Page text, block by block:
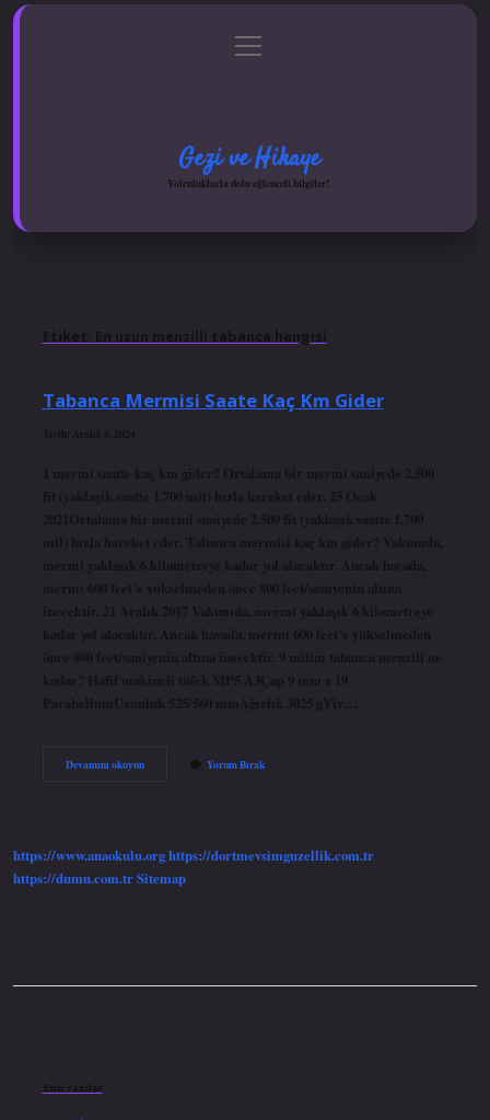
Gizlilik Politikası
menüyü
aç
Gezi ve Hikaye
Yolculuklarla dolu eğlenceli bilgiler!
Etiket: En uzun menzilli tabanca hangisi
Tabanca Mermisi Saate Kaç Km Gider
Tarih: Aralık 6, 2024
1 mermi saatte kaç km gider? Ortalama bir mermi saniyede 2.500
fit (yaklaşık saatte 1.700 mil) hızla hareket eder. 25 Ocak
2021Ortalama bir mermi saniyede 2.500 fit (yaklaşık saatte 1.700
mil) hızla hareket eder. Tabanca mermisi kaç km gider? Vakumda,
mermi yaklaşık 6 kilometreye kadar yol alacaktır. Ancak havada,
mermi 600 feet’e yükselmeden önce 800 feet/saniyenin altına
inecektir. 21 Aralık 2017 Vakumda, mermi yaklaşık 6 kilometreye
kadar yol alacaktır. Ancak havada, mermi 600 feet’e yükselmeden
önce 800 feet/saniyenin altına inecektir. 9 milim tabanca menzili ne
kadar? Hafif makineli tüfek MP5 A3Çap 9 mm x 19
ParabellumUzunluk 525/560 mmAğırlık 3025 gYiv…
Devamını okuyunTabanca
Yorum Bırak
https://www.anaokulu.orghttps://dortmevsimguzellik.com.tr
https://dumu.com.trSitemap
Son Yazılar